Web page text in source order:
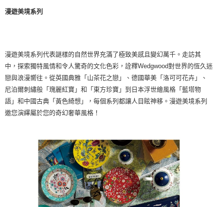
漫遊美境系列
漫遊美境系列代表謎樣的自然世界充滿了極致美感且變幻萬千。走訪其
中，探索獨特風情和令人驚奇的文化色彩，詮釋Wedgwood對世界的恆久迷
戀與浪漫嚮往。從英國典雅「山茶花之戀」、德國華美「洛可可花卉」、
尼泊爾刺繡般「瑰麗紅寶」和「東方珍寶」到日本浮世繪風格「藍塔物
語」和中國古典「黃色綺想」，每個系列都讓人目眩神移。漫遊美境系列
邀您演繹屬於您的奇幻奢華風格！